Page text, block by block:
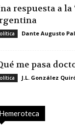
respuesta a la
Dante Augusto
me pasa
J.L. González
Hemeroteca